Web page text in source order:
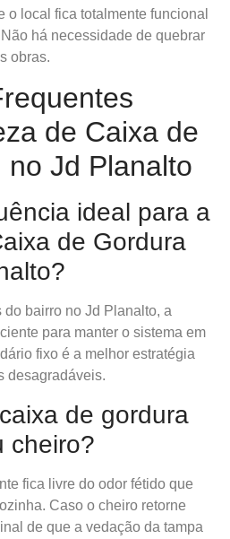
o local fica totalmente funcional
há necessidade de quebrar
obras.
de Caixa de
Jd Planalto
ideal para a
de Gordura
bairro no Jd Planalto, a
para manter o sistema em
fixo é a melhor estratégia
desagradáveis.
de gordura
cheiro?
fica livre do odor fétido que
Caso o cheiro retorne
de que a vedação da tampa